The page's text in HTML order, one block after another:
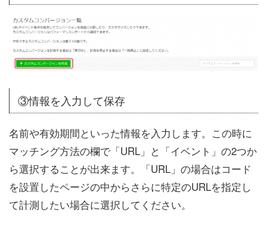
③情報を入力して保存
名前や有効期間といった情報を入力します。この時に
マッチング方法の欄で「URL」と「イベント」の2つか
ら選択することが出来ます。「URL」の場合はコード
を設置したページの中からさらに特定のURLを指定し
て計測したい場合に選択してください。